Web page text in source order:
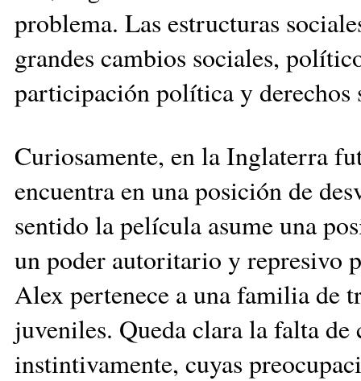
problema. Las estructuras
grandes cambios sociales,
participación política y derechos
Curiosamente, en la Inglaterra
encuentra en una posición de
sentido la película asume una
un poder autoritario y represivo
Alex pertenece a una familia de
juveniles. Queda clara la falta
instintivamente, cuyas